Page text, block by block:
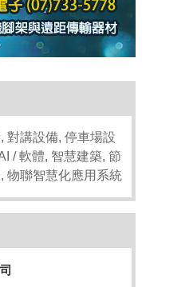
對講設備, 停車場設
/ 軟體, 智慧建築, 節
物聯智慧化應用系統